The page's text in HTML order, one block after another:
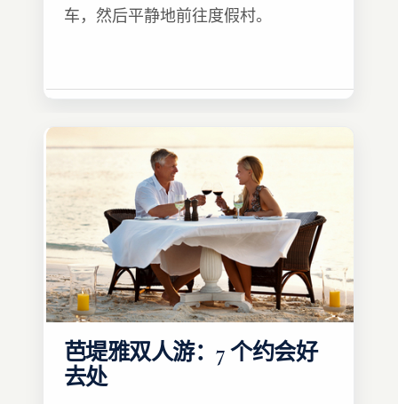
车，然后平静地前往度假村。
芭堤雅双人游：7 个约会好
去处